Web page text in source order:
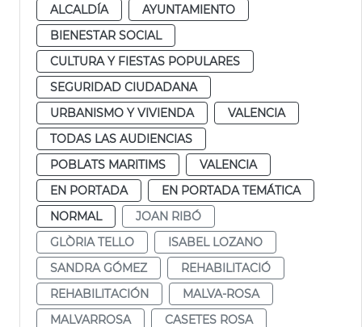
ALCALDÍA
AYUNTAMIENTO
BIENESTAR SOCIAL
CULTURA Y FIESTAS POPULARES
SEGURIDAD CIUDADANA
URBANISMO Y VIVIENDA
VALENCIA
TODAS LAS AUDIENCIAS
POBLATS MARITIMS
VALENCIA
EN PORTADA
EN PORTADA TEMÁTICA
NORMAL
JOAN RIBÓ
GLÒRIA TELLO
ISABEL LOZANO
SANDRA GÓMEZ
REHABILITACIÓ
REHABILITACIÓN
MALVA-ROSA
MALVARROSA
CASETES ROSA